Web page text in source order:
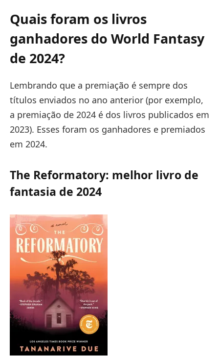
Quais foram os livros
ganhadores do World Fantasy
de 2024?
Lembrando que a premiação é sempre dos
títulos enviados no ano anterior (por exemplo,
a premiação de 2024 é dos livros publicados em
2023). Esses foram os ganhadores e premiados
em 2024.
The Reformatory: melhor livro de
fantasia de 2024